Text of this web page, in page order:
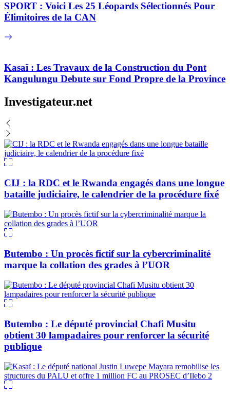
SPORT : Voici Les 25 Léopards Sélectionnés Pour
Élimitoires de la CAN
Kasaï : Les Travaux de la Construction du Pont
Kangulungu Debute sur Fond Propre de la Province
Investigateur.net
CIJ : la RDC et le Rwanda engagés dans une longue
bataille judiciaire, le calendrier de la procédure fixé
Butembo : Un procès fictif sur la cybercriminalité
marque la collation des grades à l’UOR
Butembo : Le député provincial Chafi Musitu
obtient 30 lampadaires pour renforcer la sécurité
publique